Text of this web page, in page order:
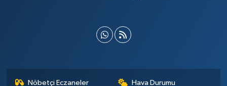
Nöbetçi Eczaneler Hava Durumu